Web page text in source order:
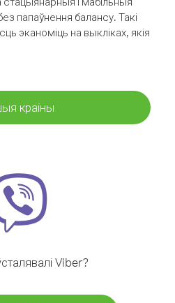
папаўнення балансу. Такі
эканоміць на выкліках, якія
краіны
Viber?